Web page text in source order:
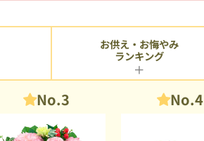
No.3 No.4
お供え・お悔やみ
ランキング